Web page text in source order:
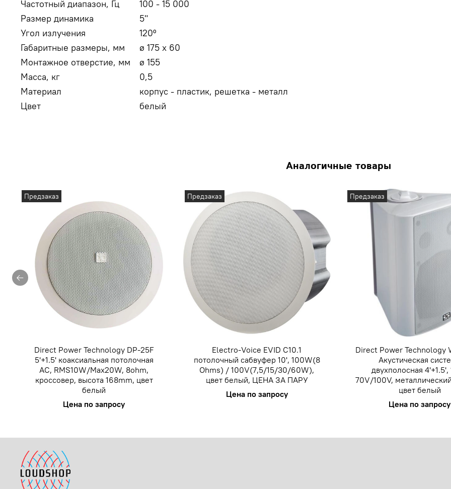
Частотный диапазон, Гц
100 - 15 000
Размер динамика
5"
Угол излучения
120º
Габаритные размеры, мм
ø 175 х 60
Монтажное отверстие, мм
ø 155
Масса, кг
0,5
Материал
корпус - пластик, решетка - металл
Цвет
белый
Аналогичные товары
Предзаказ
Direct Power Technology DP-25F
5'+1.5' коаксиальная потолочная
АС, RMS10W/Max20W, 8ohm,
кроссовер, высота 168mm, цвет
белый
Цена по запросу
Предзаказ
Electro-Voice EVID C10.1
потолочный сабвуфер 10', 100W(8
Ohms) / 100V(7,5/15/30/60W),
цвет белый, ЦЕНА ЗА ПАРУ
Цена по запросу
Предзаказ
Direct Power Technology
Акустическая
двухполосная 4'+1.5',
70V/100V,
цвет белый
Цена по запросу